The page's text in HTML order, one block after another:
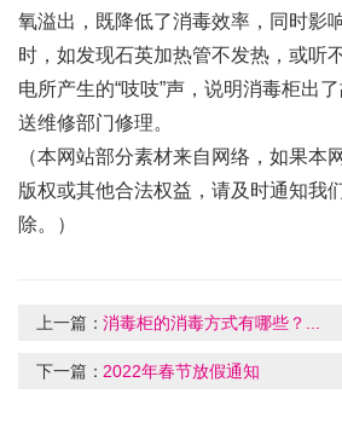
氧溢出，既降低了消毒效率，同时影
时，如发现石英加热管不发热，或听
电所产生的“吱吱”声，说明消毒柜出
送维修部门修理。
（本网站部分素材来自网络，如果本
版权或其他合法权益，请及时通知我
除。）
上一篇：消毒柜的消毒方式有哪些？...
下一篇：2022年春节放假通知